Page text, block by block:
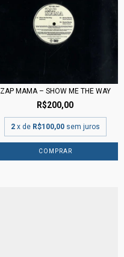
ZAP MAMA – SHOW ME THE WAY
R$200,00
2 x de R$100,00 sem juros